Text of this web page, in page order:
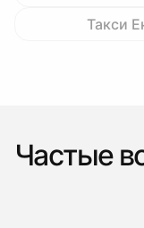
Такси
Частые